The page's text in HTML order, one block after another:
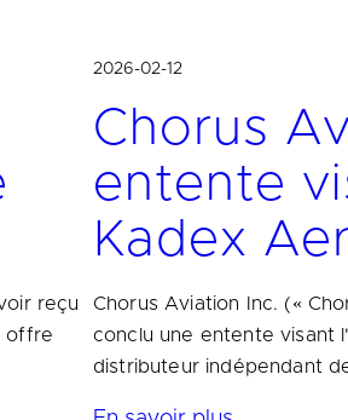
reçu
offre
2026-02-12
Chorus
entente
Kadex
Chorus Aviation Inc. («
conclu une entente visant
distributeur indépendant